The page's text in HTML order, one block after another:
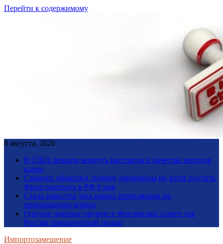
Перейти к содержимому
8 августа, 2026
В США решили вернуть расстрелы в качестве методов
казни
Саймонс объяснил, почему европейцы не хотят пустить
Фицо приехать в РФ 9 мая
Стала известна дата новых переговоров по
прекращению войны
Гурулев: ядерное оружие в Финляндии станет для
России приоритетной целью
Импортозамещение